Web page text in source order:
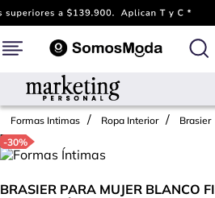
Formas Intimas Ropa Interior Brasier
-30%
BRASIER PARA MUJER BLANCO FI